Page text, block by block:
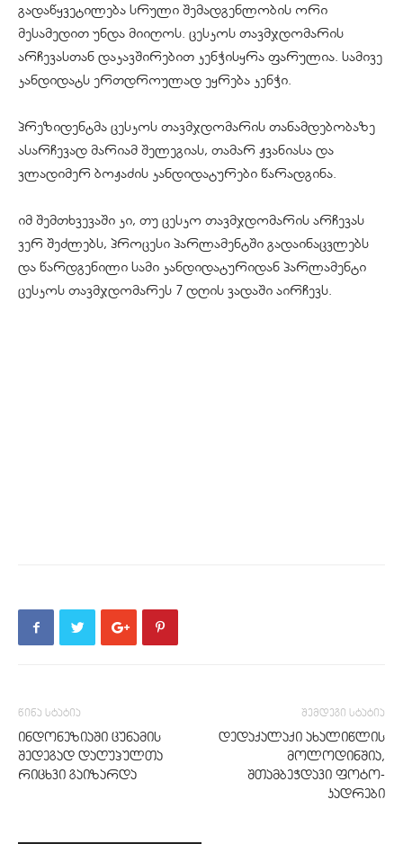
გადაწყვეტილება სრული შემადგენლობის ორი
მესამედით უნდა მიიღოს. ცესკოს თავმჯდომარის
არჩევასთან დაკავშირებით კენჭისყრა ფარულია. სამივე
კანდიდატს ერთდროულად ეყრება კენჭი.
პრეზიდენტმა ცესკოს თავმჯდომარის თანამდებობაზე
ასარჩევად მარიამ შელეგიას, თამარ ჟვანიასა და
ვლადიმერ ბოჟაძის კანდიდატურები წარადგინა.
იმ შემთხვევაში კი, თუ ცესკო თავმჯდომარის არჩევას
ვერ შეძლებს, პროცესი პარლამენტში გადაინაცვლებს
და წარდგენილი სამი კანდიდატურიდან პარლამენტი
ცესკოს თავმჯდომარეს 7 დღის ვადაში აირჩევს.
წინა სტატია
ინდონეზიაში ცუნამის
შედეგად დაღუპულთა
რიცხვი გაიზარდა
შემდეგი სტატია
დედაქალაქი ახალიწლის
მოლოდინშია,
შთამბეჭდავი ფოტო-
კადრები